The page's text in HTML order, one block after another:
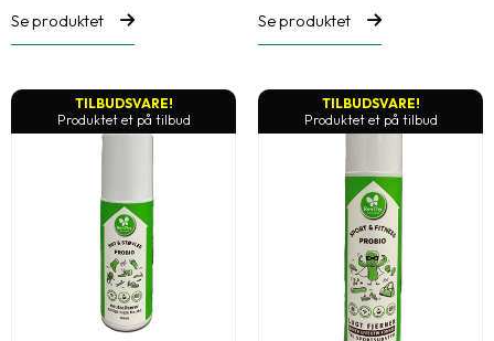
Se produktet Se produktet
TILBUDSVARE!
Produktet et på tilbud
TILBUDSVARE!
Produktet et på tilbud